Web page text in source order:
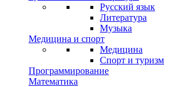
Русский язык
Литература
Музыка
Медицина и спорт
Медицина
Спорт и туризм
Программирование
Математика